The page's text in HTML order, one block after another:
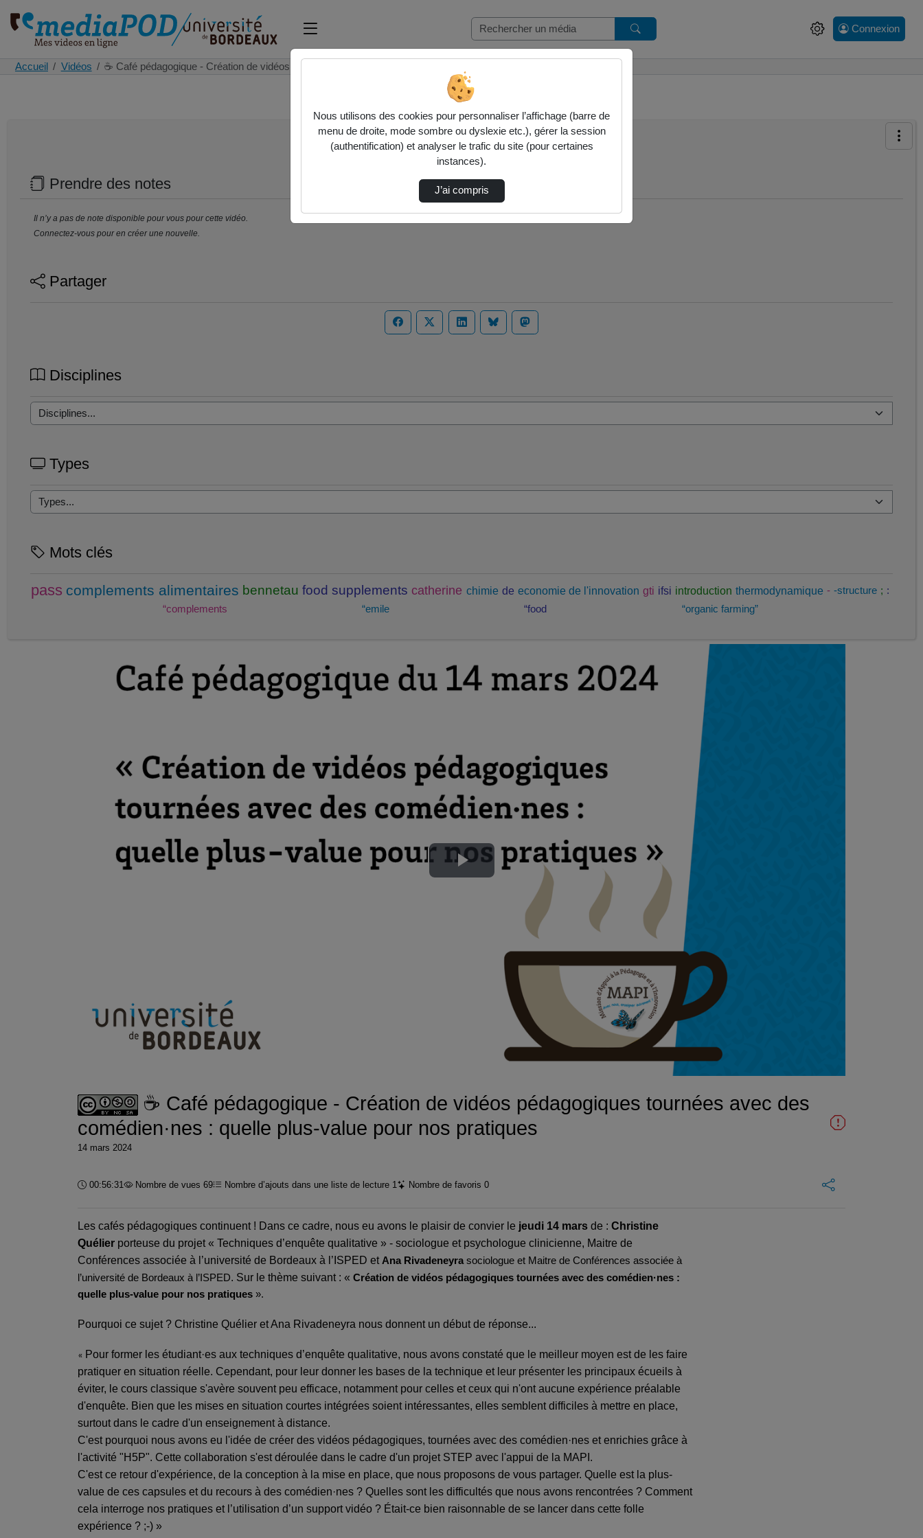
Connexion
Accueil Vidéos ☕ Café pédagogique - Création de vidéos péda…
Prendre des notes
Il n’y a pas de note disponible pour vous pour cette vidéo.
Connectez-vous pour en créer une nouvelle.
Partager
Disciplines
Types
Mots clés
pass complements alimentaires bennetau food supplements catherine chimie de economie de l'innovation gti ifsi introduction thermodynamique - -structure ; :
“complements
“emile “food “organic farming”
Lire
vidéo
☕ Café pédagogique - Création de vidéos pédagogiques tournées avec des
comédien·nes : quelle plus-value pour nos pratiques
14 mars 2024
Durée :
00:56:31 Nombre de vues 69 Nombre d’ajouts dans une liste de lecture 1 Nombre de favoris 0
Les cafés pédagogiques continuent ! Dans ce cadre, nous eu avons le plaisir de convier le jeudi 14 mars de : Christine
Quélier porteuse du projet « Techniques d’enquête qualitative » - sociologue et psychologue clinicienne, Maitre de
Conférences associée à l’université de Bordeaux à l’ISPED etAna Rivadeneyrasociologue et Maitre de Conférences associée à
l’université de Bordeaux à l’ISPED. Sur le thème suivant : « Création de vidéos pédagogiques tournées avec des comédien·nes :
quelle plus-value pour nos pratiques ».
Pourquoi ce sujet ? Christine Quélier et Ana Rivadeneyra nous donnent un début de réponse...
« Pour former les étudiant·es aux techniques d’enquête qualitative, nous avons constaté que le meilleur moyen est de les faire
pratiquer en situation réelle. Cependant, pour leur donner les bases de la technique et leur présenter les principaux écueils à
éviter, le cours classique s'avère souvent peu efficace, notamment pour celles et ceux qui n'ont aucune expérience préalable
d'enquête. Bien que les mises en situation courtes intégrées soient intéressantes, elles semblent difficiles à mettre en place,
surtout dans le cadre d'un enseignement à distance.
C'est pourquoi nous avons eu l'idée de créer des vidéos pédagogiques, tournées avec des comédien·nes et enrichies grâce à
l'activité "H5P". Cette collaboration s'est déroulée dans le cadre d'un projet STEP avec l'appui de la MAPI.
C'est ce retour d'expérience, de la conception à la mise en place, que nous proposons de vous partager. Quelle est la plus-
value de ces capsules et du recours à des comédien·nes ? Quelles sont les difficultés que nous avons rencontrées ? Comment
cela interroge nos pratiques et l’utilisation d’un support vidéo ? Était-ce bien raisonnable de se lancer dans cette folle
expérience ? ;-) »
Nous utilisons des cookies pour personnaliser l’affichage (barre de
menu de droite, mode sombre ou dyslexie etc.), gérer la session
(authentification) et analyser le trafic du site (pour certaines
instances).
J’ai compris